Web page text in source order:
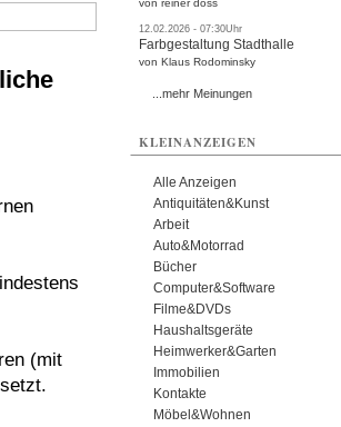
(mit
von reiner doss
12.02.2026 - 07:30Uhr
Farbgestaltung Stadthalle
von Klaus Rodominsky
...mehr Meinungen
KLEINANZEIGEN
Alle Anzeigen
Antiquitäten&Kunst
Arbeit
Auto&Motorrad
Bücher
Computer&Software
Filme&DVDs
Haushaltsgeräte
Heimwerker&Garten
Immobilien
Kontakte
Möbel&Wohnen